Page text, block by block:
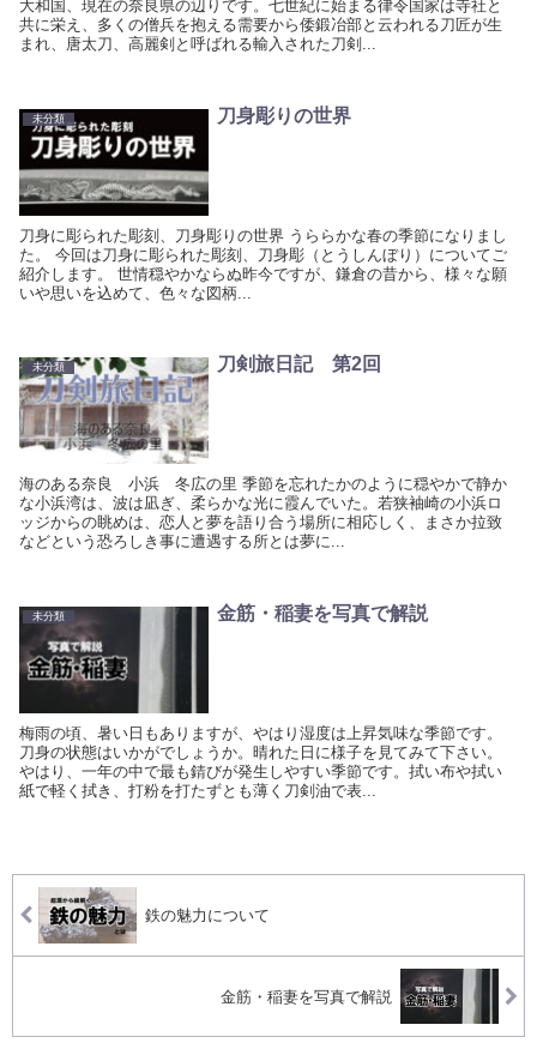
大和国、現在の奈良県の辺りです。七世紀に始まる律令国家は寺社と
共に栄え、多くの僧兵を抱える需要から倭鍛冶部と云われる刀匠が生
まれ、唐太刀、高麗剣と呼ばれる輸入された刀剣...
未分類 刀身彫りの世界
刀身に彫られた彫刻、刀身彫りの世界 うららかな春の季節になりまし
た。 今回は刀身に彫られた彫刻、刀身彫（とうしんぼり）についてご
紹介します。 世情穏やかならぬ昨今ですが、鎌倉の昔から、様々な願
いや思いを込めて、色々な図柄...
未分類 刀剣旅日記 第2回
海のある奈良 小浜 冬広の里 季節を忘れたかのように穏やかで静か
な小浜湾は、波は凪ぎ、柔らかな光に霞んでいた。若狭袖崎の小浜ロ
ッジからの眺めは、恋人と夢を語り合う場所に相応しく、まさか拉致
などという恐ろしき事に遭遇する所とは夢に...
未分類 金筋・稲妻を写真で解説
梅雨の頃、暑い日もありますが、やはり湿度は上昇気味な季節です。
刀身の状態はいかがでしょうか。晴れた日に様子を見てみて下さい。
やはり、一年の中で最も錆びが発生しやすい季節です。拭い布や拭い
紙で軽く拭き、打粉を打たずとも薄く刀剣油で表...
鉄の魅力について
金筋・稲妻を写真で解説